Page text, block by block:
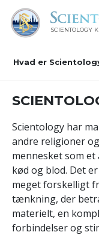
SCIENTOLOGY
Hvad er
Scientology har
andre religioner
mennesket som
kød og blod. Det
meget forskelligt
tænkning, der
materielt, en
forbindelser og